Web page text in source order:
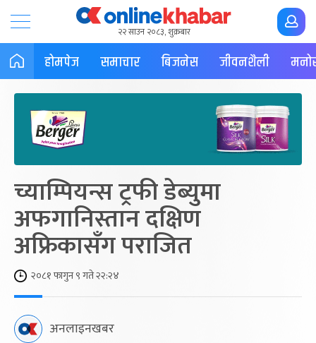
२२ साउन २०८३, शुक्रबार
होमपेज समाचार बिजनेस जीवनशैली
च्याम्पियन्स ट्रफी डेब्युमा
अफगानिस्तान दक्षिण
अफ्रिकासँग पराजित
२०८१ फागुन ९ गते २२:२४
अनलाइनखबर